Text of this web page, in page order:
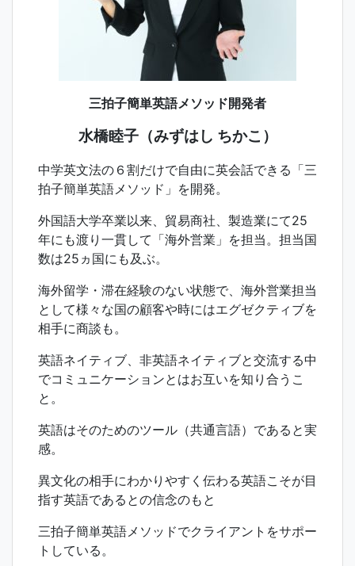
三拍子簡単英語メソッド開発者
水橋睦子（みずはし ちかこ）
中学英文法の６割だけで自由に英会話できる「三
拍子簡単英語メソッド」を開発。
外国語大学卒業以来、貿易商社、製造業にて25
年にも渡り一貫して「海外営業」を担当。担当国
数は25ヵ国にも及ぶ。
海外留学・滞在経験のない状態で、海外営業担当
として様々な国の顧客や時にはエグゼクティブを
相手に商談も。
英語ネイティブ、非英語ネイティブと交流する中
でコミュニケーションとはお互いを知り合うこ
と。
英語はそのためのツール（共通言語）であると実
感。
異文化の相手にわかりやすく伝わる英語こそが目
指す英語であるとの信念のもと
三拍子簡単英語メソッドでクライアントをサポー
トしている。